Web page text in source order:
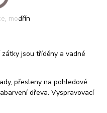
tříděny a vadné
přesleny na pohledové
dřeva. Vyspravovací